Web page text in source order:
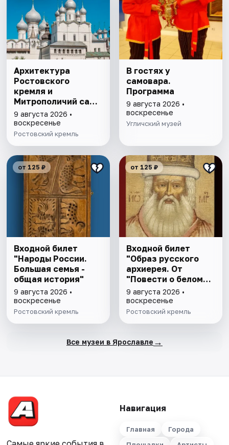
Архитектура
Ростовского
кремля и
Митрополичий сад,
выставка
"Митрополичье
варенье"
9 августа 2026 •
воскресенье
Ростовский кремль
В гостях у
самовара.
Программа
9 августа 2026 •
воскресенье
Угличский музей
от 125 ₽
Входной билет
"Народы России.
Большая семья -
общая история"
9 августа 2026 •
воскресенье
Ростовский кремль
от 125 ₽
Входной билет
"Образ русского
архиерея. От
"Повести о белом
клобуке" до
восстановления
патриаршества"
9 августа 2026 •
воскресенье
Ростовский кремль
Все музеи в Ярославле →
Навигация
Главная
Города